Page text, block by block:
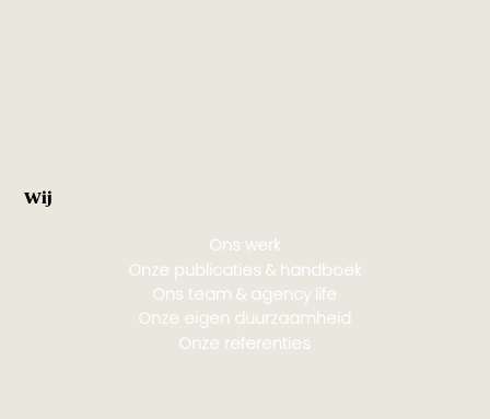
Wij
Ons werk
Onze publicaties & handboek
Ons team & agency life
Onze eigen duurzaamheid
Onze referenties